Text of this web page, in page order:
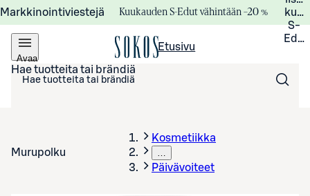
Markkinointiviestejä Kuukauden S-Edut vähintään –20 %
S-
Avaa
valikko
Etusivu
Hae tuotteita tai brändiä
Murupolku
Kosmetiikka
…
Päivävoiteet